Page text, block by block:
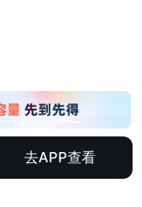
去APP查看